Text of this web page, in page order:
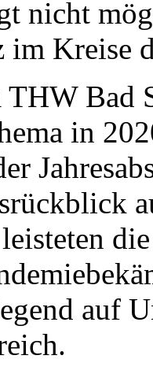
nicht
im Kreise
THW Bad
in
auf